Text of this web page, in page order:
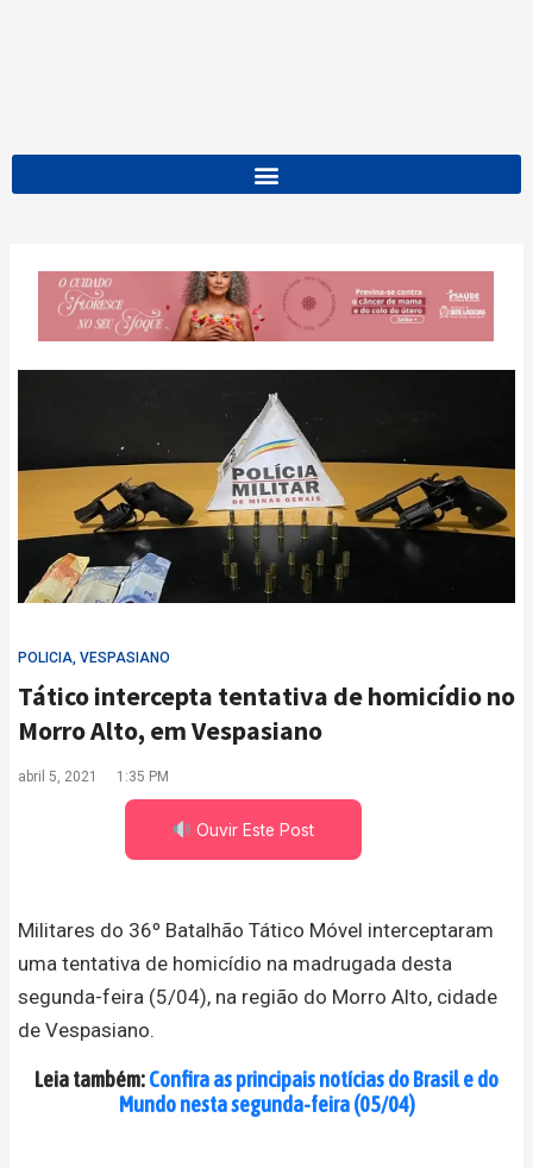
POLICIA, VESPASIANO
Tático intercepta tentativa de homicídio no
Morro Alto, em Vespasiano
abril 5, 2021 1:35 PM
Ouvir Este Post
Militares do 36º Batalhão Tático Móvel interceptaram
uma tentativa de homicídio na madrugada desta
segunda-feira (5/04), na região do Morro Alto, cidade
de Vespasiano.
Leia também:Confira as principais notícias do Brasil e do
Mundo nesta segunda-feira (05/04)